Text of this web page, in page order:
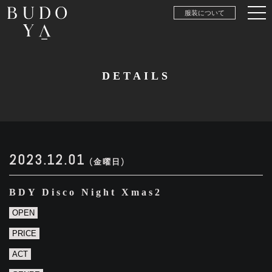
服装について
DETAILS
2023.12.01 (金曜日)
BDY Disco Night Xmas2
OPEN
PRICE
ACT